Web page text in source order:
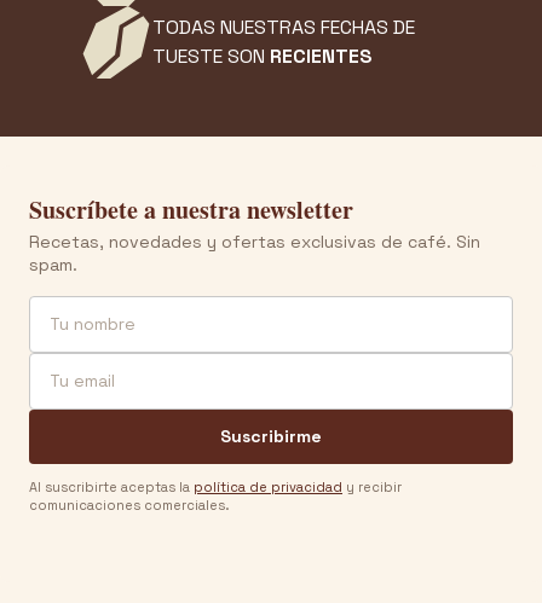
TODAS NUESTRAS FECHAS DE
TUESTE SON RECIENTES
Suscríbete a nuestra newsletter
Recetas, novedades y ofertas exclusivas de café. Sin
spam.
Suscribirme
Al suscribirte aceptas la política de privacidad y recibir
comunicaciones comerciales.